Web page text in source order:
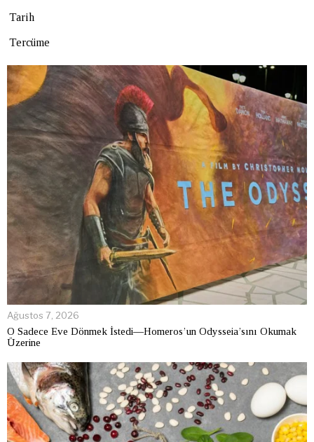
Tarih
Tercüme
Ağustos 7, 2026
O Sadece Eve Dönmek İstedi—Homeros’un Odysseia’sını Okumak
Üzerine